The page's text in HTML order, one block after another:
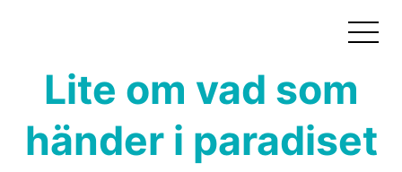
Lite om vad som
händer i paradiset